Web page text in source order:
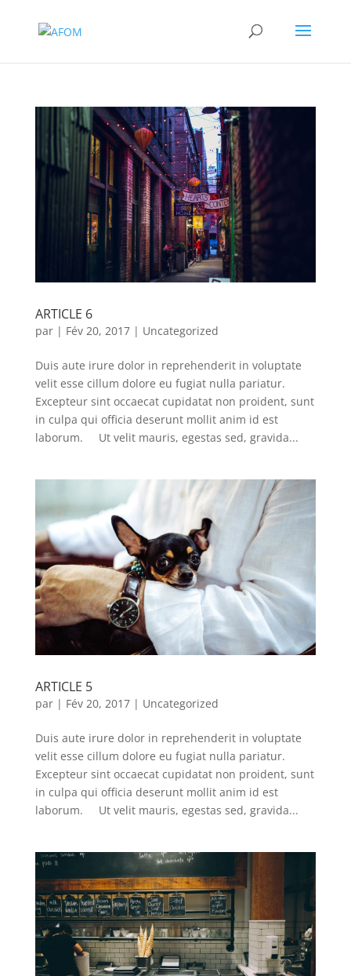
ARTICLE 6
par | Fév 20, 2017| Uncategorized
Duis aute irure dolor in reprehenderit in voluptate
velit esse cillum dolore eu fugiat nulla pariatur.
Excepteur sint occaecat cupidatat non proident, sunt
in culpa qui officia deserunt mollit anim id est
laborum. Ut velit mauris, egestas sed, gravida...
ARTICLE 5
par | Fév 20, 2017| Uncategorized
Duis aute irure dolor in reprehenderit in voluptate
velit esse cillum dolore eu fugiat nulla pariatur.
Excepteur sint occaecat cupidatat non proident, sunt
in culpa qui officia deserunt mollit anim id est
laborum. Ut velit mauris, egestas sed, gravida...